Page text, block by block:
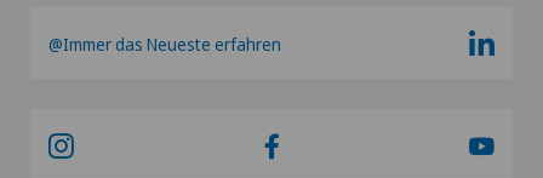
@Immer das Neueste erfahren